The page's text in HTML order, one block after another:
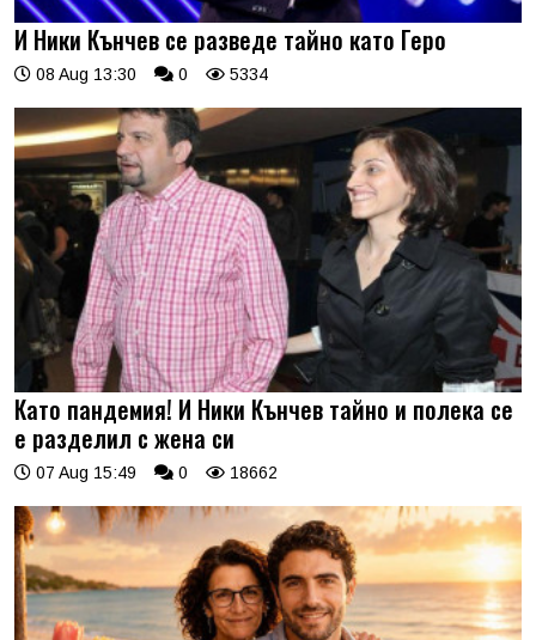
И Ники Кънчев се разведе тайно като Геро
08 Aug 13:30 0 5334
Като пандемия! И Ники Кънчев тайно и полека се
е разделил с жена си
07 Aug 15:49 0 18662